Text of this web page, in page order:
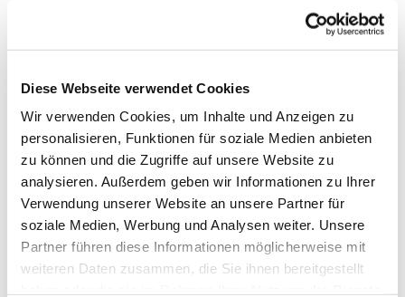
Diese Webseite verwendet Cookies
Wir verwenden Cookies, um Inhalte und Anzeigen zu
personalisieren, Funktionen für soziale Medien anbieten
zu können und die Zugriffe auf unsere Website zu
analysieren. Außerdem geben wir Informationen zu Ihrer
Verwendung unserer Website an unsere Partner für
soziale Medien, Werbung und Analysen weiter. Unsere
Partner führen diese Informationen möglicherweise mit
weiteren Daten zusammen, die Sie ihnen bereitgestellt
Posaunenchor Unna ensemble
tibicinium Daria Burlak, Leitung